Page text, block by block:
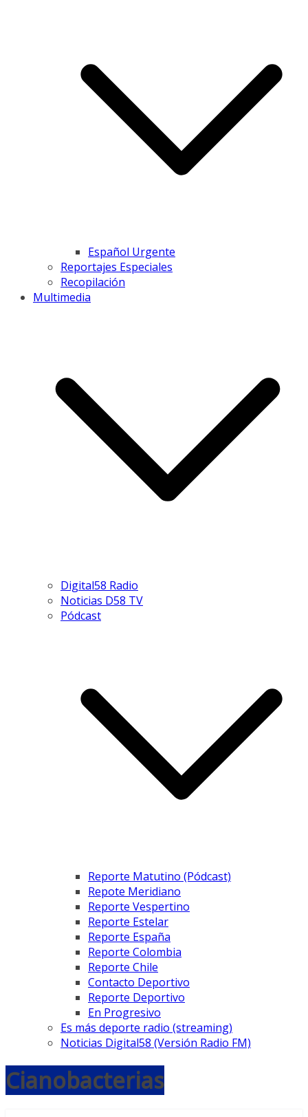
Español Urgente
Reportajes Especiales
Recopilación
Multimedia
Digital58 Radio
Noticias D58 TV
Pódcast
Reporte Matutino (Pódcast)
Repote Meridiano
Reporte Vespertino
Reporte Estelar
Reporte España
Reporte Colombia
Reporte Chile
Contacto Deportivo
Reporte Deportivo
En Progresivo
Es más deporte radio (streaming)
Noticias Digital58 (Versión Radio FM)
Cianobacterias